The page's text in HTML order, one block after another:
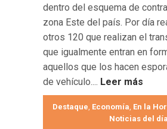
dentro del esquema de
zona Este del país. Por día
otros 120 que realizan el
que igualmente entran en
aquellos que los hacen
de vehículo.... Leer más
Destaque, Economía, En la
Noticias del día